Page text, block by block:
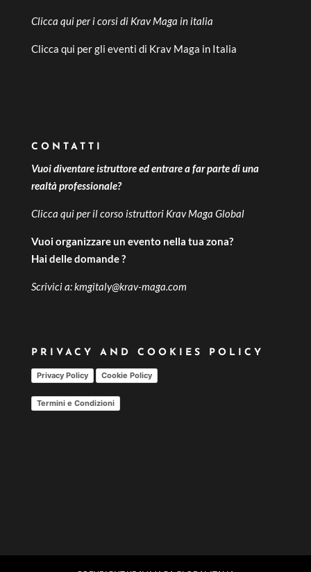
Clicca qui per icorsi di Krav Maga in italia
Clicca qui per gli eventi di Krav Maga in Italia
CONTATTI
Vuoi diventare istruttore ed entrare a far parte di una
realtà professionale?
Clicca qui per ilcorso istruttori Krav Maga Global
Vuoi organizzare un evento nella tua zona?
Hai delle domande ?
Scrivici a:kmgitaly@krav-maga.com
PRIVACY AND COOKIES POLICY
Privacy Policy Cookie Policy
Termini e Condizioni